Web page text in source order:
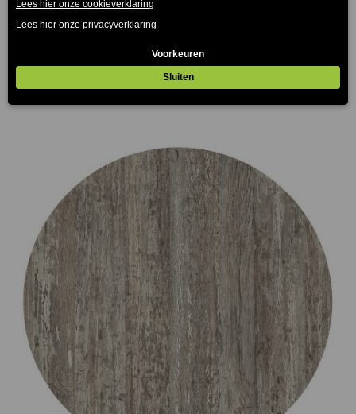
Lisboa Resol terrasstoel rood
(Prijs incl. btw: €102,85)
€75.00
tot
€165.00